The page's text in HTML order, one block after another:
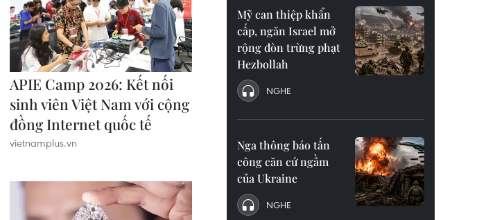
Mỹ can thiệp khẩn
cấp, ngăn Israel mở
rộng đòn trừng phạt
Hezbollah
NGHE
Nga thông báo tấn
công căn cứ ngầm
của Ukraine
NGHE